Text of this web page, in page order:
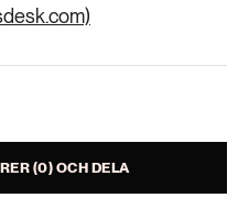
(0) OCH DELA